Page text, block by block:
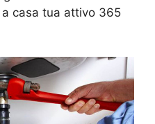
casa tua attivo 365